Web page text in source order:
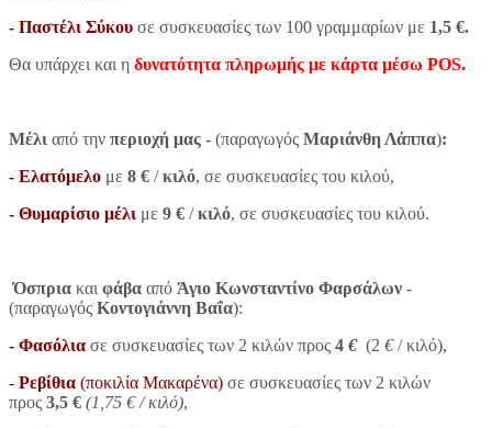
- Παστέλι Σύκου σε συσκευασίες των 100 γραμμαρίων με 1,5 €.
Θα υπάρχει και η δυνατότητα πληρωμής με κάρτα μέσω POS.
Μέλι από την περιοχή μας - (παραγωγός Μαριάνθη Λάππα):
- Ελατόμελο με 8 € /κιλό, σε συσκευασίες του κιλού,
- Θυμαρίσιο μέλι με 9 € /κιλό, σε συσκευασίες του κιλού.
Όσπρια και φάβα από Άγιο Κωνσταντίνο Φαρσάλων -
(παραγωγός Κοντογιάννη Βαΐα):
- Φασόλια σε συσκευασίες των 2 κιλών προς 4 € (2 €/ κιλό),
- Ρεβίθια (ποκιλία Μακαρένα) σε συσκευασίες των 2 κιλών
προς 3,5 € (1,75 €/ κιλό),